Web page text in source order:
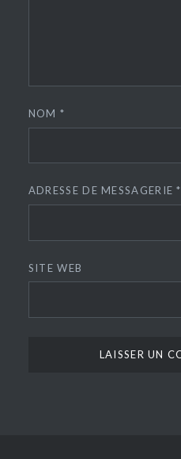
NOM*
ADRESSE DE MESSAGERIE*
SITE WEB